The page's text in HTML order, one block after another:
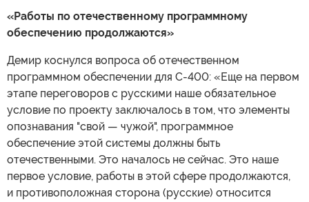
«Работы по отечественному программному
обеспечению продолжаются»
Демир коснулся вопроса об отечественном
программном обеспечении для С-400: «Еще на первом
этапе переговоров с русскими наше обязательное
условие по проекту заключалось в том, что элементы
опознавания "свой — чужой", программное
обеспечение этой системы должны быть
отечественными. Это началось не сейчас. Это наше
первое условие, работы в этой сфере продолжаются,
и противоположная сторона (русские) относится